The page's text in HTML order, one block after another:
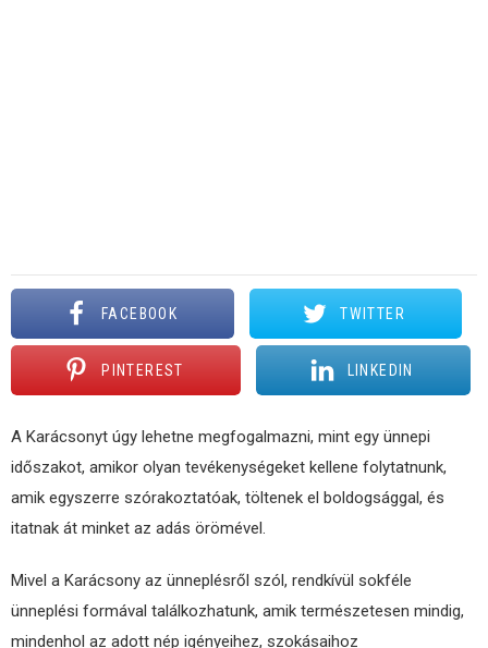
FACEBOOK TWITTER
PINTEREST LINKEDIN
A Karácsonyt úgy lehetne megfogalmazni, mint egy ünnepi
időszakot, amikor olyan tevékenységeket kellene folytatnunk,
amik egyszerre szórakoztatóak, töltenek el boldogsággal, és
itatnak át minket az adás örömével.
Mivel a Karácsony az ünneplésről szól, rendkívül sokféle
ünneplési formával találkozhatunk, amik természetesen mindig,
mindenhol az adott nép igényeihez, szokásaihoz